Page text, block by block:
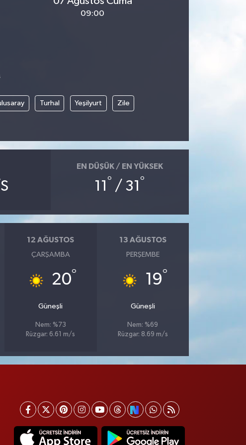
09:00
Turhal Yeşilyurt Zile
EN DÜŞÜK / EN YÜKSEK
11 ° / 31 °
12 AĞUSTOS
ÇARŞAMBA
20°
Güneşli
Nem: %73
Rüzgar: 6.61 m/s
13 AĞUSTOS
PERŞEMBE
19°
Güneşli
Nem: %69
Rüzgar: 8.69 m/s